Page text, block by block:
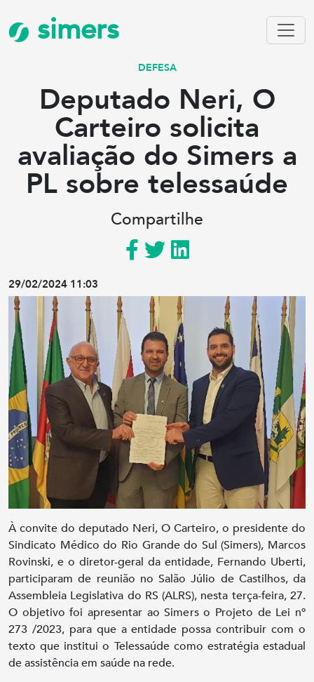
simers
DEFESA
Deputado Neri, O
Carteiro solicita
avaliação do Simers a
PL sobre telessaúde
Compartilhe
29/02/2024 11:03
À convite do deputado Neri, O Carteiro, o presidente do
Sindicato Médico do Rio Grande do Sul (Simers), Marcos
Rovinski, e o diretor-geral da entidade, Fernando Uberti,
participaram de reunião no Salão Júlio de Castilhos, da
Assembleia Legislativa do RS (ALRS), nesta terça-feira, 27.
O objetivo foi apresentar ao Simers o Projeto de Lei nº
273 /2023, para que a entidade possa contribuir com o
texto que institui o Telessaúde como estratégia estadual
de assistência em saúde na rede.